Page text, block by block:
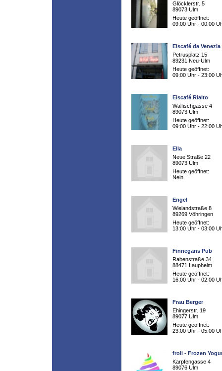
Glöcklerstr. 5
89073 Ulm
Heute geöffnet:
09:00 Uhr - 00:00
Eiscafé da Venezia
Petrusplatz 15
89231 Neu-Ulm
Heute geöffnet:
09:00 Uhr - 23:00
Eiscafé Rialto
Walfischgasse 4
89073 Ulm
Heute geöffnet:
09:00 Uhr - 22:00
Ella
Neue Straße 22
89073 Ulm
Heute geöffnet:
Nein
Engel
Wielandstraße 8
89269 Vöhringen
Heute geöffnet:
13:00 Uhr - 03:00
Finnegans Pub
Rabenstraße 34
88471 Laupheim
Heute geöffnet:
16:00 Uhr - 02:00
Frau Berger
Ehingerstr. 19
89077 Ulm
Heute geöffnet:
23:00 Uhr - 05:00
froli - Frozen
Karpfengasse 4
89076 Ulm